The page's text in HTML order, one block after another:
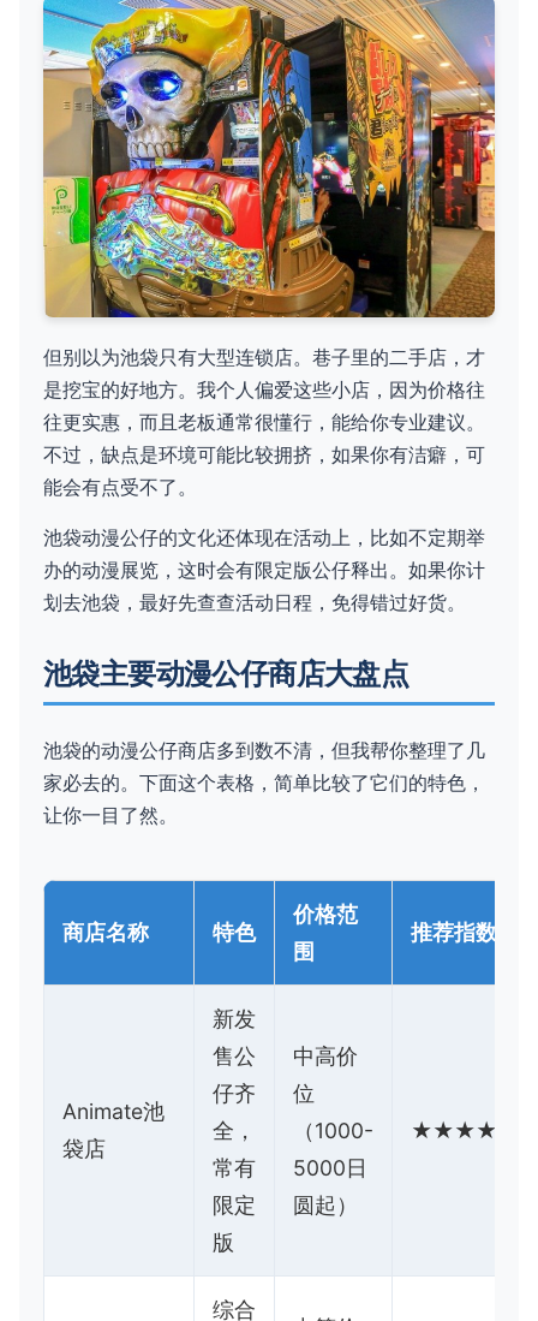
但别以为池袋只有大型连锁店。巷子里的二手店，才
是挖宝的好地方。我个人偏爱这些小店，因为价格往
往更实惠，而且老板通常很懂行，能给你专业建议。
不过，缺点是环境可能比较拥挤，如果你有洁癖，可
能会有点受不了。
池袋动漫公仔的文化还体现在活动上，比如不定期举
办的动漫展览，这时会有限定版公仔释出。如果你计
划去池袋，最好先查查活动日程，免得错过好货。
池袋主要动漫公仔商店大盘点
池袋的动漫公仔商店多到数不清，但我帮你整理了几
家必去的。下面这个表格，简单比较了它们的特色，
让你一目了然。
商店名称 特色
价格范
围
推荐指数
Animate池
袋店
新发
售公
仔齐
全，
常有
限定
版
中高价
位
（1000-
5000日
圆起）
★★★★★
综合